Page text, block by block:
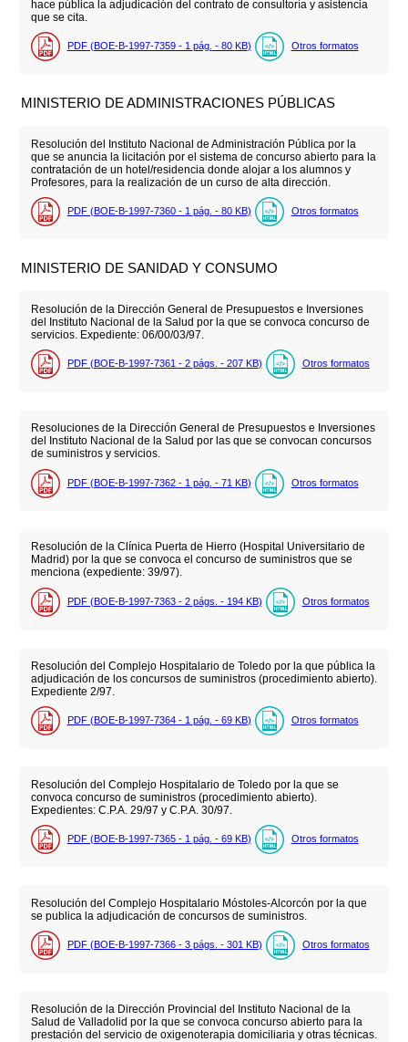
hace pública la adjudicación del contrato de consultoría y asistencia
que se cita.
PDF (BOE-B-1997-7359 - 1 pág. - 80 KB) Otros formatos
MINISTERIO DE ADMINISTRACIONES PÚBLICAS
Resolución del Instituto Nacional de Administración Pública por la
que se anuncia la licitación por el sistema de concurso abierto para la
contratación de un hotel/residencia donde alojar a los alumnos y
Profesores, para la realización de un curso de alta dirección.
PDF (BOE-B-1997-7360 - 1 pág. - 80 KB) Otros formatos
MINISTERIO DE SANIDAD Y CONSUMO
Resolución de la Dirección General de Presupuestos e Inversiones
del Instituto Nacional de la Salud por la que se convoca concurso de
servicios. Expediente: 06/00/03/97.
PDF (BOE-B-1997-7361 - 2 págs. - 207 KB) Otros formatos
Resoluciones de la Dirección General de Presupuestos e Inversiones
del Instituto Nacional de la Salud por las que se convocan concursos
de suministros y servicios.
PDF (BOE-B-1997-7362 - 1 pág. - 71 KB) Otros formatos
Resolución de la Clínica Puerta de Hierro (Hospital Universitario de
Madrid) por la que se convoca el concurso de suministros que se
menciona (expediente: 39/97).
PDF (BOE-B-1997-7363 - 2 págs. - 194 KB) Otros formatos
Resolución del Complejo Hospitalario de Toledo por la que pública la
adjudicación de los concursos de suministros (procedimiento abierto).
Expediente 2/97.
PDF (BOE-B-1997-7364 - 1 pág. - 69 KB) Otros formatos
Resolución del Complejo Hospitalario de Toledo por la que se
convoca concurso de suministros (procedimiento abierto).
Expedientes: C.P.A. 29/97 y C.P.A. 30/97.
PDF (BOE-B-1997-7365 - 1 pág. - 69 KB) Otros formatos
Resolución del Complejo Hospitalario Móstoles-Alcorcón por la que
se publica la adjudicación de concursos de suministros.
PDF (BOE-B-1997-7366 - 3 págs. - 301 KB) Otros formatos
Resolución de la Dirección Provincial del Instituto Nacional de la
Salud de Valladolid por la que se convoca concurso abierto para la
prestación del servicio de oxigenoterapia domiciliaria y otras técnicas.